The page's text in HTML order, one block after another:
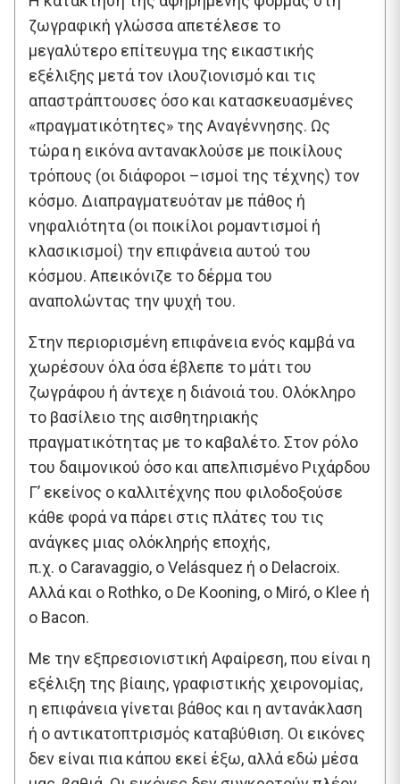
ζωγραφική γλώσσα απετέλεσε το
μεγαλύτερο επίτευγμα της εικαστικής
εξέλιξης μετά τον ιλουζιονισμό και τις
απαστράπτουσες όσο και κατασκευασμένες
«πραγματικότητες» της Αναγέννησης. Ως
τώρα η εικόνα αντανακλούσε με ποικίλους
τρόπους (οι διάφοροι –ισμοί της τέχνης) τον
κόσμο. Διαπραγματευόταν με πάθος ή
νηφαλιότητα (οι ποικίλοι ρομαντισμοί ή
κλασικισμοί) την επιφάνεια αυτού του
κόσμου. Απεικόνιζε το δέρμα του
αναπολώντας την ψυχή του.
Στην περιορισμένη επιφάνεια ενός καμβά να
χωρέσουν όλα όσα έβλεπε το μάτι του
ζωγράφου ή άντεχε η διάνοιά του. Ολόκληρο
το βασίλειο της αισθητηριακής
πραγματικότητας με το καβαλέτο. Στον ρόλο
του δαιμονικού όσο και απελπισμένο Ριχάρδου
Γ’ εκείνος ο καλλιτέχνης που φιλοδοξούσε
κάθε φορά να πάρει στις πλάτες του τις
ανάγκες μιας ολόκληρής εποχής,
π.χ. ο Caravaggio, ο Velásquez ή ο Delacroix.
Αλλά και ο Rothko, ο De Kooning, ο Miró, ο Klee ή
ο Bacon.
Με την εξπρεσιονιστική Αφαίρεση, που είναι η
εξέλιξη της βίαιης, γραφιστικής χειρονομίας,
η επιφάνεια γίνεται βάθος και η αντανάκλαση
ή ο αντικατοπτρισμός καταβύθιση. Οι εικόνες
δεν είναι πια κάπου εκεί έξω, αλλά εδώ μέσα